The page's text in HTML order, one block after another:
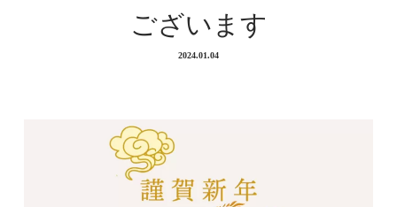
ございます
2024.01.04